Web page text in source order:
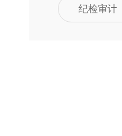
纪检审计